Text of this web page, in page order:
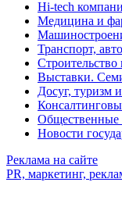
Hi-tech
Медицина и
Транспорт,
Выставки.
Досуг, туризм
Общественные
Новости
Реклама на сайте
PR, маркетинг,